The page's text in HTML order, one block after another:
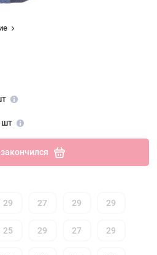
шт
29 27 29 29
25 29 27 29